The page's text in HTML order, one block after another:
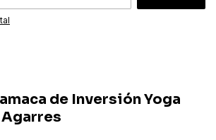
de Inversión Yoga